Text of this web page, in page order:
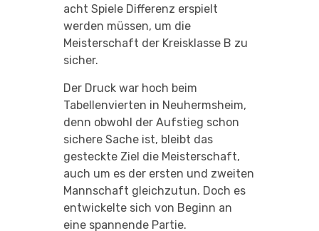
acht Spiele Differenz erspielt
werden müssen, um die
Meisterschaft der Kreisklasse B zu
sicher.
Der Druck war hoch beim
Tabellenvierten in Neuhermsheim,
denn obwohl der Aufstieg schon
sichere Sache ist, bleibt das
gesteckte Ziel die Meisterschaft,
auch um es der ersten und zweiten
Mannschaft gleichzutun. Doch es
entwickelte sich von Beginn an
eine spannende Partie.